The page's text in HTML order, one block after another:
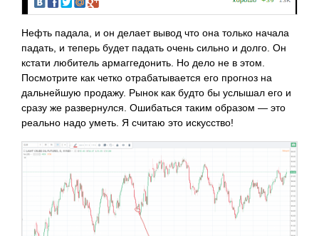
Нефть падала, и он делает вывод что она только начала
падать, и теперь будет падать очень сильно и долго. Он
кстати любитель армаггедонить. Но дело не в этом.
Посмотрите как четко отрабатывается его прогноз на
дальнейшую продажу. Рынок как будто бы услышал его и
сразу же развернулся. Ошибаться таким образом — это
реально надо уметь. Я считаю это искусство!